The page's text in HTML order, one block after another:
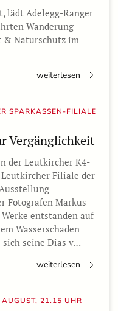
lädt Adelegg-Ranger
Wanderung
& Naturschutz im
weiterlesen
SPARKASSEN-FILIALE
Vergänglichkeit
der Leutkircher K4-
Filiale der
Fotografen Markus
entstanden auf
Wasserschaden
sich seine Dias v…
weiterlesen
21.15 UHR